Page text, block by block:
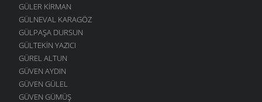
FESTIVAL
12 AĞUSTOS 2004
MERAKLI MELAHAT
12 AĞUSTOS 2004
HALK EĞITIMI
12 AĞUSTOS 2004
GÜLER KIRMAN
GÜLNEVAL KARAGÖZ
GÜLPAŞA DURSUN
GÜLTEKIN YAZICI
GÜREL ALTUN
GÜVEN AYDIN
GÜVEN GÜLEL
GÜVEN GÜMÜŞ